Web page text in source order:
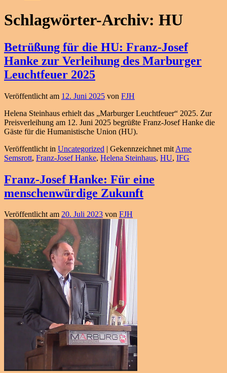
Schlagwörter-Archiv: HU
Betrüßung für die HU: Franz-Josef
Hanke zur Verleihung des Marburger
Leuchtfeuer 2025
Veröffentlicht am 12. Juni 2025 von FJH
Helena Steinhaus erhielt das „Marburger Leuchtfeuer“ 2025. Zur
Preisverleihung am 12. Juni 2025 begrüßte Franz-Josef Hanke die
Gäste für die Humanistische Union (HU).
Veröffentlicht in Uncategorized | Gekennzeichnet mit Arne
Semsrott, Franz-Josef Hanke, Helena Steinhaus, HU, IFG
Franz-Josef Hanke: Für eine
menschenwürdige Zukunft
Veröffentlicht am 20. Juli 2023 von FJH